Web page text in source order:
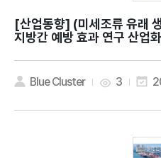
[산업동향]
지방간 예방 효과 연구 산업
r health?
Blue Cluster 3